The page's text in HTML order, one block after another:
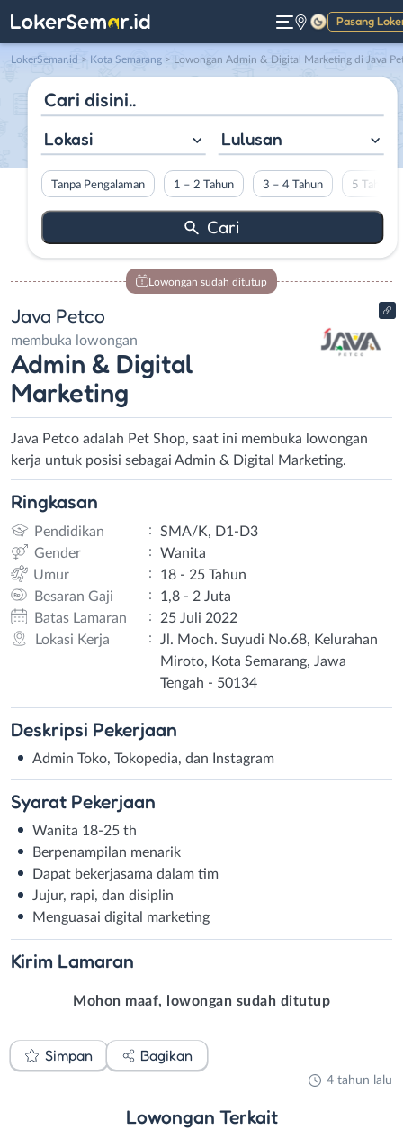
Pasang
Gelap
LokerSemar.id > Kota Semarang > Lowongan Admin & Digital Marketing di Java
Lokasi Lulusan
Tanpa Pengalaman 1 – 2 Tahun 3 – 4 Tahun 5 Tahun
Lowongan sudah ditutup
Java Petco
membuka lowongan
Admin & Digital
Marketing
Java Petco adalah Pet Shop, saat ini membuka lowongan
kerja untuk posisi sebagai Admin & Digital Marketing.
Ringkasan
Pendidikan :
SMA/K, D1-D3
Gender
:
Wanita
Umur
:
18 - 25 Tahun
Besaran Gaji
:
1,8 - 2 Juta
Batas Lamaran
:
25 Juli 2022
Lokasi Kerja
:
Jl. Moch. Suyudi No.68, Kelurahan
Miroto, Kota Semarang, Jawa
Tengah - 50134
Deskripsi Pekerjaan
Admin Toko, Tokopedia, dan Instagram
Syarat Pekerjaan
Wanita 18-25 th
Berpenampilan menarik
Dapat bekerjasama dalam tim
Jujur, rapi, dan disiplin
Menguasai digital marketing
Kirim Lamaran
Mohon maaf, lowongan sudah ditutup
Simpan Bagikan
4 tahun lalu
Lowongan Terkait